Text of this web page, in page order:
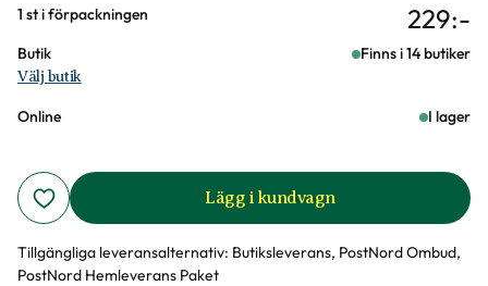
Varianter
1 st i förpackningen 229:-
Butik Finns i 14 butiker
Välj butik
Online I lager
Lägg i kundvagn
Tillgängliga leveransalternativ: Butiksleverans, PostNord Ombud,
PostNord Hemleverans Paket